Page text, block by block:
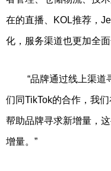
在的直播、KOL推荐，
化，服务渠道也更加全面
“品牌通过线上渠
们同TikTok的合作，我
帮助品牌寻求新增量，
增量。”